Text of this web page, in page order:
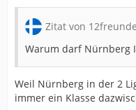
Zitat von 12freunde
Warum darf Nürnberg
Weil Nürnberg in der 2
immer ein Klasse